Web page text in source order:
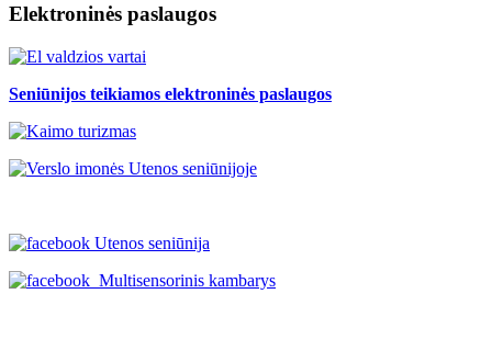
Elektroninės paslaugos
Seniūnijos teikiamos elektroninės paslaugos
Utenos seniūnija
Multisensorinis kambarys